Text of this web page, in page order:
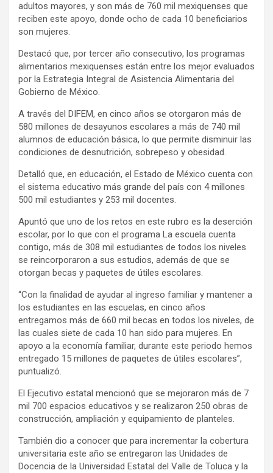
adultos mayores, y son más de 760 mil mexiquenses que
reciben este apoyo, donde ocho de cada 10 beneficiarios
son mujeres.
Destacó que, por tercer año consecutivo, los programas
alimentarios mexiquenses están entre los mejor evaluados
por la Estrategia Integral de Asistencia Alimentaria del
Gobierno de México.
A través del DIFEM, en cinco años se otorgaron más de
580 millones de desayunos escolares a más de 740 mil
alumnos de educación básica, lo que permite disminuir las
condiciones de desnutrición, sobrepeso y obesidad.
Detalló que, en educación, el Estado de México cuenta con
el sistema educativo más grande del país con 4 millones
500 mil estudiantes y 253 mil docentes.
Apuntó que uno de los retos en este rubro es la deserción
escolar, por lo que con el programa La escuela cuenta
contigo, más de 308 mil estudiantes de todos los niveles
se reincorporaron a sus estudios, además de que se
otorgan becas y paquetes de útiles escolares.
“Con la finalidad de ayudar al ingreso familiar y mantener a
los estudiantes en las escuelas, en cinco años
entregamos más de 660 mil becas en todos los niveles, de
las cuales siete de cada 10 han sido para mujeres. En
apoyo a la economía familiar, durante este periodo hemos
entregado 15 millones de paquetes de útiles escolares”,
puntualizó.
El Ejecutivo estatal mencionó que se mejoraron más de 7
mil 700 espacios educativos y se realizaron 250 obras de
construcción, ampliación y equipamiento de planteles.
También dio a conocer que para incrementar la cobertura
universitaria este año se entregaron las Unidades de
Docencia de la Universidad Estatal del Valle de Toluca y la